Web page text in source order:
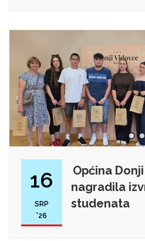
16
SRP
'26
Općina
nagradila
studenata